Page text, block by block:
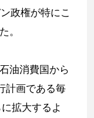
政権が特にこ
。
油消費国から
計画である毎
拡大するよ